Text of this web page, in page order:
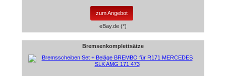
zum Angebot
eBay.de (*)
Bremsenkomplettsätze